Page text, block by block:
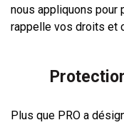
nous appliquons pour
rappelle vos droits et
Plus que PRO a